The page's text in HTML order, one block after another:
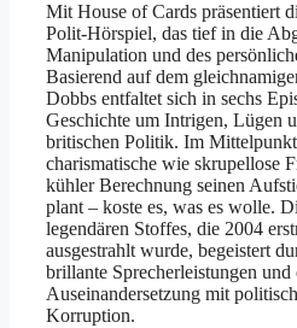
Mit House of Cards präsentiert
Polit-Hörspiel, das tief in die
Manipulation und des
Basierend auf dem
Dobbs entfaltet sich in sechs
Geschichte um Intrigen, Lügen
britischen Politik. Im Mittelpunkt
charismatische wie skrupellose
kühler Berechnung seinen
plant – koste es, was es wolle.
legendären Stoffes, die 2004
ausgestrahlt wurde, begeistert
brillante Sprecherleistungen
Auseinandersetzung mit
Korruption.